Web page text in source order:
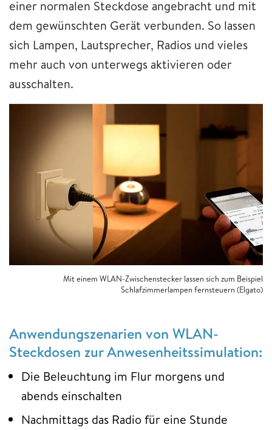
einer normalen Steckdose angebracht und mit
dem gewünschten Gerät verbunden. So lassen
sich Lampen, Lautsprecher, Radios und vieles
mehr auch von unterwegs aktivieren oder
ausschalten.
Mit einem WLAN-Zwischenstecker lassen sich zum Beispiel
Schlafzimmerlampen fernsteuern (Elgato)
Anwendungszenarien von WLAN-
Steckdosen zur Anwesenheitssimulation:
Die Beleuchtung im Flur morgens und
abends einschalten
Nachmittags das Radio für eine Stunde